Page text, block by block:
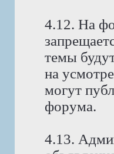
4.12. На
темы
на
могут
форума.
4.13.